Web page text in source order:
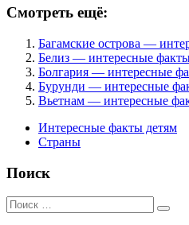
Смотреть ещё:
Багамские острова —
Белиз — интересные
Болгария — интересные
Бурунди — интересные
Вьетнам — интересные
Интересные факты детям
Страны
Поиск
Поиск
для: